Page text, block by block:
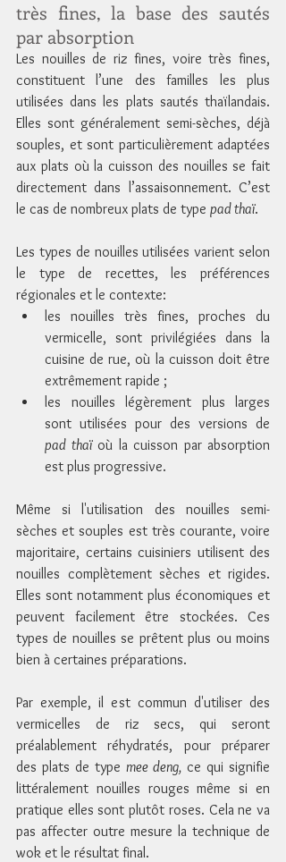
très fines, la base des sautés
par absorption
Les nouilles de riz fines, voire très fines,
constituent l’une des familles les plus
utilisées dans les plats sautés thaïlandais.
Elles sont généralement semi-sèches, déjà
souples, et sont particulièrement adaptées
aux plats où la cuisson des nouilles se fait
directement dans l’assaisonnement. C’est
le cas de nombreux plats de type pad thaï.
Les types de nouilles utilisées varient selon
le type de recettes, les préférences
régionales et le contexte:
les nouilles très fines, proches du
vermicelle, sont privilégiées dans la
cuisine de rue, où la cuisson doit être
extrêmement rapide ;
les nouilles légèrement plus larges
pad thaï où la cuisson par absorption
est plus progressive.
Même si l'utilisation des nouilles semi-
sèches et souples est très courante, voire
majoritaire, certains cuisiniers utilisent des
nouilles complètement sèches et rigides.
Elles sont notamment plus économiques et
peuvent facilement être stockées. Ces
types de nouilles se prêtent plus ou moins
bien à certaines préparations.
Par exemple, il est commun d'utiliser des
vermicelles de riz secs, qui seront
préalablement réhydratés, pour préparer
des plats de type mee deng, ce qui signifie
littéralement nouilles rouges même si en
pratique elles sont plutôt roses. Cela ne va
pas affecter outre mesure la technique de
wok et le résultat final.